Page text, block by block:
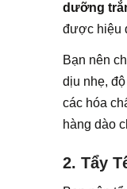
dưỡng
được hiệu
Bạn nên
dịu nhẹ,
các hóa
hàng dào
2. Tẩy